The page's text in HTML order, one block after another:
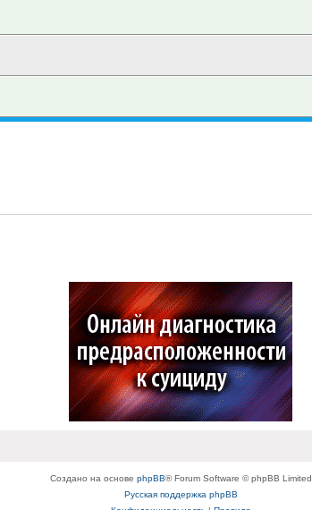
Создано на основе phpBB® Forum Software © phpBB Limited
Русская поддержка phpBB